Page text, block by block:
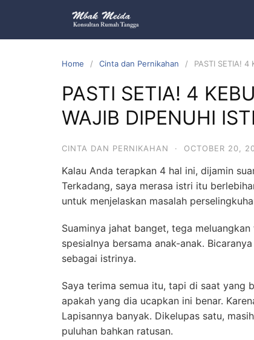
Home Cinta dan Pernikahan PASTI SETIA! 4
PASTI SETIA! 4
WAJIB DIPENUHI
CINTA DAN PERNIKAHAN · OCTOBER 20,
Kalau Anda terapkan 4 hal ini, dijamin
Terkadang, saya merasa istri itu
untuk menjelaskan masalah
Suaminya jahat banget, tega
spesialnya bersama anak-anak.
sebagai istrinya.
Saya terima semua itu, tapi di saat yang
apakah yang dia ucapkan ini benar.
Lapisannya banyak. Dikelupas satu,
puluhan bahkan ratusan.